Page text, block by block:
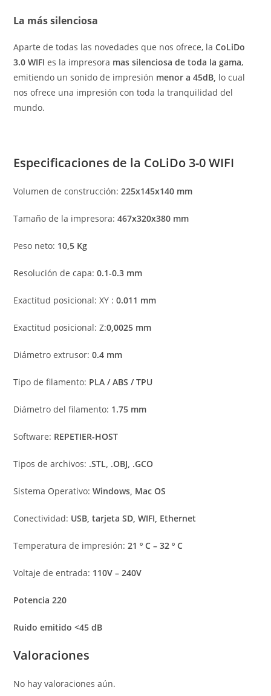
La más silenciosa
Aparte de todas las novedades que nos ofrece, laCoLiDo
3.0 WIFI es la impresora mas silenciosa de toda la gama,
emitiendo un sonido de impresión menor a 45dB, lo cual
nos ofrece una impresión con toda la tranquilidad del
mundo.
Especificaciones de la CoLiDo 3-0 WIFI
Volumen de construcción:225x145x140 mm
Tamaño de la impresora:467x320x380 mm
Peso neto: 10,5 Kg
Resolución de capa:0.1-0.3 mm
Exactitud posicional: XY :0.011 mm
Exactitud posicional: Z:0,0025 mm
Diámetro extrusor:0.4 mm
Tipo de filamento: PLA / ABS / TPU
Diámetro del filamento: 1.75 mm
Software: REPETIER-HOST
Tipos de archivos: .STL, .OBJ, .GCO
Sistema Operativo:Windows, Mac OS
Conectividad: USB, tarjeta SD, WIFI, Ethernet
Temperatura de impresión:21 º C – 32 º C
Voltaje de entrada: 110V – 240V
Potencia 220
Ruido emitido <45 dB
Valoraciones
No hay valoraciones aún.